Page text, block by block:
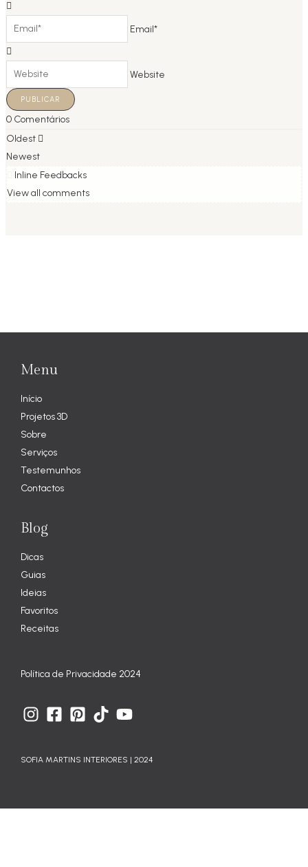
Email*
Website
0Comentários
Oldest
Newest
Inline Feedbacks
View all comments
Menu
Início
Projetos 3D
Sobre
Serviços
Testemunhos
Contactos
Blog
Dicas
Guias
Ideias
Favoritos
Receitas
Política de Privacidade 2024
SOFIA MARTINS INTERIORES | 2024